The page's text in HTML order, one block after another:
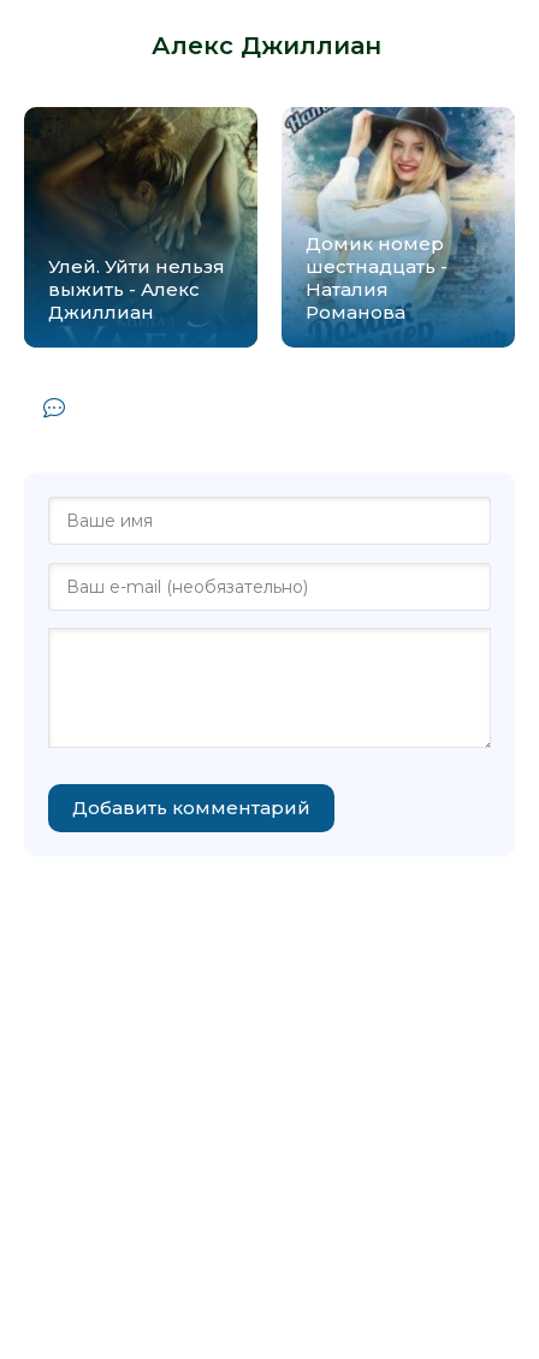
Алекс Джиллиан
Улей. Уйти нельзя
выжить - Алекс
Джиллиан
Домик номер
шестнадцать -
Наталия
Романова
Добавить комментарий